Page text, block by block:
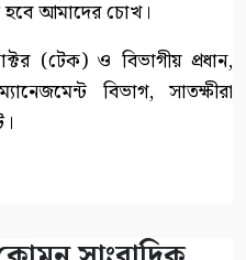
আমাদের চোখ।
(টেক) ও বিভাগীয় প্রধান,
বিভাগ, সাতক্ষীরা